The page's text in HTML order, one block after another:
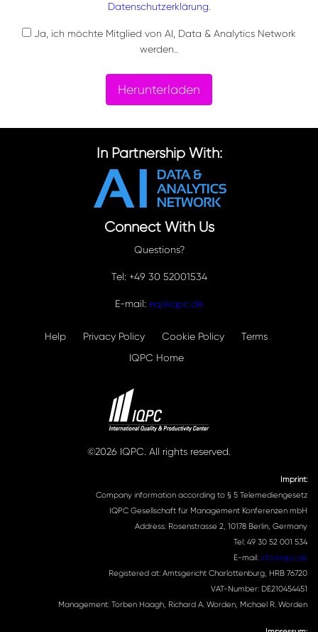
Datenschutzerklärung
Ja, ich möchte Mitglied von AI, Data & Analytics Network
werden..
Herunterladen
In Partnership With:
Connect With Us
Questions?
Tel: +49 30 52001534
E-mail: eq@iqpc.de
Help Privacy Policy Cookie Policy
Terms
IQPC Home
©2026 IQPC. All rights reserved.
Imprint:
Company information according to § 5 Telemediengesetz
IQPC Gesellschaft für Management Konferenzen mbH
Address: Rosenstrasse 2, 10178 Berlin, Germany
Tel: 49 30 52 001 534
E-mail: info@iqpc.de
Registered at: Amtsgericht Charlottenburg, HRB 76720
VAT-Number: DE210454451
Management: Torben Haagh, Richard A. Worden, Michael R. Worden